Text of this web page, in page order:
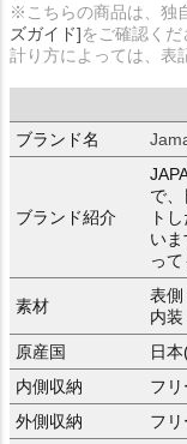
※こちらの商品は、独
ズガイド]をご確認くだ
計り方によっては、表
ブランド名
ブランド紹介
で
ト
い
っ
素材
表側
内
原産国
日
内側収納
フ
外側収納
フリ